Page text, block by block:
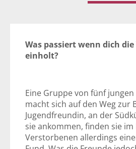
Was passiert wenn dich
einholt?
Eine Gruppe von fünf
macht sich auf den Weg zur
Jugendfreundin, an der
sie ankommen, finden sie
Verstorbenen allerdings